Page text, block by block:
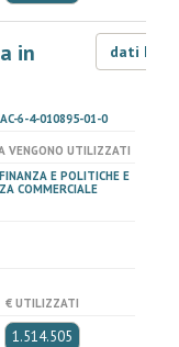
in
dati LOD
6-4-010895-01-0
VENGONO UTILIZZATI
E POLITICHE E
COMMERCIALE
€ UTILIZZATI
1.514.505